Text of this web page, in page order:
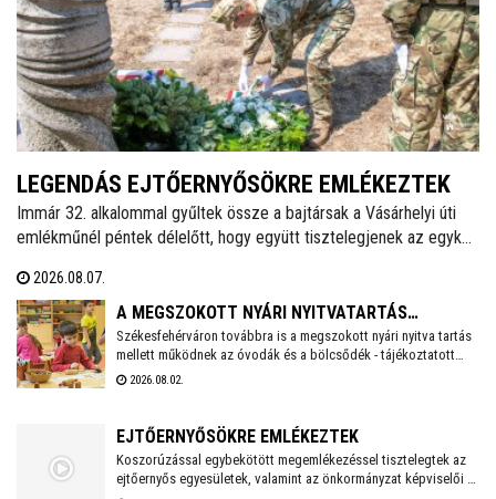
LEGENDÁS EJTŐERNYŐSÖKRE EMLÉKEZTEK
Immár 32. alkalommal gyűltek össze a bajtársak a Vásárhelyi úti
emlékműnél péntek délelőtt, hogy együtt tisztelegjenek az egykori
Veterán Repülők és Ejtőernyősök Fejér Megyei Egyesülete ezzel a
rendezvénnyel őrzi az a második világháború után újjászervezett,
1951-től 1954-ig Székesfehérváron ismertté vált ejtőernyős
alakulat emlékét.
2026.08.07.
A MEGSZOKOTT NYÁRI NYITVATARTÁS
MELLETT MŰKÖDNEK A FEHÉRVÁRI ÓVODÁK ÉS
BÖLCSŐDÉK
Székesfehérváron továbbra is a megszokott nyári nyitva tartás
mellett működnek az óvodák és a bölcsődék - tájékoztatott
közösségi oldalán a város polgármestere. Hétfőtől is tehát a
2026.08.02.
EJTŐERNYŐSÖKRE EMLÉKEZTEK
Koszorúzással egybekötött megemlékezéssel tisztelegtek az
ejtőernyős egyesületek, valamint az önkormányzat képviselői a